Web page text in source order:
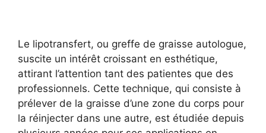
Le lipotransfert, ou greffe de graisse autologue,
suscite un intérêt croissant en esthétique,
attirant l’attention tant des patientes que des
professionnels. Cette technique, qui consiste à
prélever de la graisse d’une zone du corps pour
la réinjecter dans une autre, est étudiée depuis